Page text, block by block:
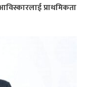
प्राथमिकता